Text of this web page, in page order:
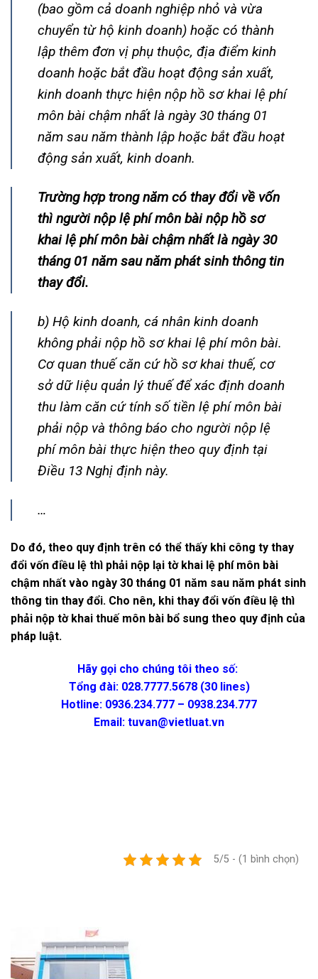
(bao gồm cả doanh nghiệp nhỏ và vừa
chuyển từ hộ kinh doanh) hoặc có thành
lập thêm đơn vị phụ thuộc, địa điểm kinh
doanh hoặc bắt đầu hoạt động sản xuất,
kinh doanh thực hiện nộp hồ sơ khai lệ phí
môn bài chậm nhất là ngày 30 tháng 01
năm sau năm thành lập hoặc bắt đầu hoạt
động sản xuất, kinh doanh.
Trường hợp trong năm có thay đổi về vốn
thì người nộp lệ phí môn bài nộp hồ sơ
khai lệ phí môn bài chậm nhất là ngày 30
tháng 01 năm sau năm phát sinh thông tin
thay đổi.
b) Hộ kinh doanh, cá nhân kinh doanh
không phải nộp hồ sơ khai lệ phí môn bài.
Cơ quan thuế căn cứ hồ sơ khai thuế, cơ
sở dữ liệu quản lý thuế để xác định doanh
thu làm căn cứ tính số tiền lệ phí môn bài
phải nộp và thông báo cho người nộp lệ
phí môn bài thực hiện theo quy định tại
Điều 13 Nghị định này.
…
Do đó, theo quy định trên có thể thấy khi công ty thay
đổi vốn điều lệ thì phải nộp lại tờ khai lệ phí môn bài
chậm nhất vào ngày 30 tháng 01 năm sau năm phát sinh
thông tin thay đổi. Cho nên, khi thay đổi vốn điều lệ thì
phải nộp tờ khai thuế môn bài bổ sung theo quy định của
pháp luật.
Hãy gọi cho chúng tôi theo số:
Tổng đài: 028.7777.5678 (30 lines)
Hotline: 0936.234.777 – 0938.234.777
Email: tuvan@vietluat.vn
5/5 - (1 bình chọn)